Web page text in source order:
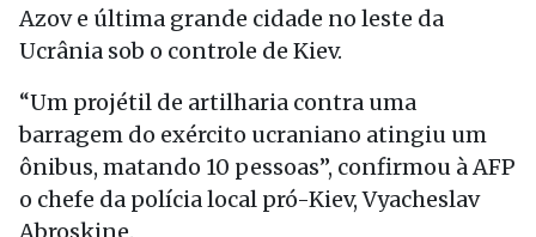
Azov e última grande cidade no leste da
Ucrânia sob o controle de Kiev.
“Um projétil de artilharia contra uma
barragem do exército ucraniano atingiu um
ônibus, matando 10 pessoas”, confirmou à AFP
o chefe da polícia local pró-Kiev, Vyacheslav